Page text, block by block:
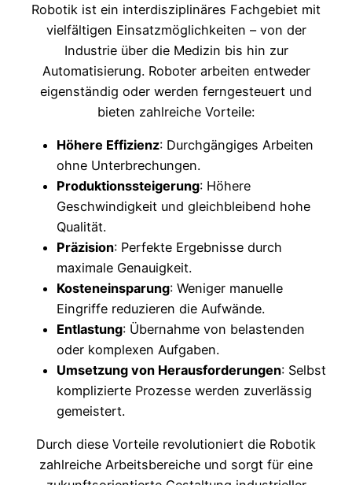
Robotik ist ein interdisziplinäres Fachgebiet mit
vielfältigen Einsatzmöglichkeiten – von der
Industrie über die Medizin bis hin zur
Automatisierung. Roboter arbeiten entweder
eigenständig oder werden ferngesteuert und
bieten zahlreiche Vorteile:
Höhere Effizienz: Durchgängiges Arbeiten
ohne Unterbrechungen.
Produktionssteigerung: Höhere
Geschwindigkeit und gleichbleibend hohe
Qualität.
Präzision: Perfekte Ergebnisse durch
maximale Genauigkeit.
Kosteneinsparung: Weniger manuelle
Eingriffe reduzieren die Aufwände.
Entlastung: Übernahme von belastenden
oder komplexen Aufgaben.
Umsetzung von Herausforderungen: Selbst
komplizierte Prozesse werden zuverlässig
gemeistert.
Durch diese Vorteile revolutioniert die Robotik
zahlreiche Arbeitsbereiche und sorgt für eine